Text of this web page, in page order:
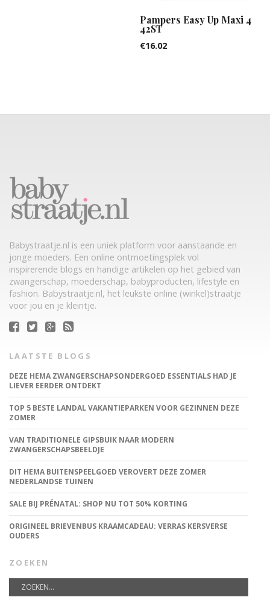
Pampers Easy Up Maxi 4
42ST
€16.02
Babystraatje.nl is een uniek platform voor aanstaande en
jonge moeders. Een online ontmoetingsplek vol
inspirerende blogs en handige artikelen op het gebied van
zwangerschap, moederschap, babyproducten, lifestyle en
fashion. Babystraatje.nl, het leukste online (winkel)straatje
voor jou en je kleintje.
LAATSTE BLOGS
DEZE HEMA ZWANGERSCHAPSONDERGOED ESSENTIALS HAD JE
LIEVER EERDER ONTDEKT
TOP 5 BESTE LANDAL VAKANTIEPARKEN VOOR GEZINNEN DEZE
ZOMER
VAN TRADITIONELE GIPSBUIK NAAR MODERN
ZWANGERSCHAPSBEELDJE
DIT HEMA BUITENSPEELGOED VEROVERT DEZE ZOMER
NEDERLANDSE TUINEN
SALE BIJ PRÉNATAL: SHOP NU TOT 50% KORTING
ORIGINEEL BRIEVENBUS KRAAMCADEAU: VERRAS KERSVERSE
OUDERS
ZOEKEN